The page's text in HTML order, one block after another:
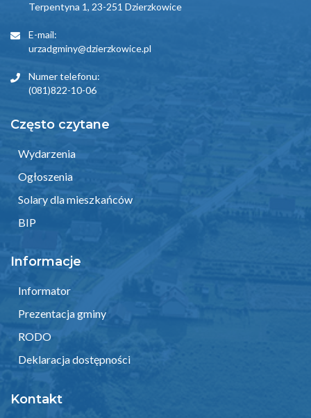
Terpentyna 1, 23-251 Dzierzkowice
E-mail:
urzadgminy@dzierzkowice.pl
Numer telefonu:
(081)822-10-06
Często czytane
Wydarzenia
Ogłoszenia
Solary dla mieszkańców
BIP
Informacje
Informator
Prezentacja gminy
RODO
Deklaracja dostępności
Kontakt